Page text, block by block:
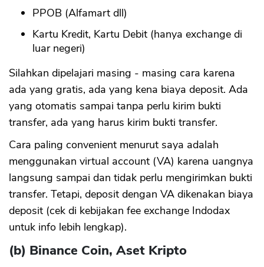
PPOB (Alfamart dll)
Kartu Kredit, Kartu Debit (hanya exchange di
luar negeri)
Silahkan dipelajari masing - masing cara karena
ada yang gratis, ada yang kena biaya deposit. Ada
yang otomatis sampai tanpa perlu kirim bukti
transfer, ada yang harus kirim bukti transfer.
Cara paling convenient menurut saya adalah
menggunakan virtual account (VA) karena uangnya
langsung sampai dan tidak perlu mengirimkan bukti
transfer. Tetapi, deposit dengan VA dikenakan biaya
deposit (cek di kebijakan fee exchange Indodax
untuk info lebih lengkap).
(b) Binance Coin, Aset Kripto